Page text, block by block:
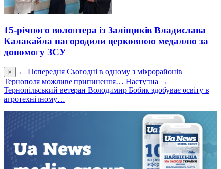
15-річного волонтера із Заліщиків Владислава
Калакайла нагородили церковною медаллю за
допомогу ЗСУ
× ← Попередня Сьогодні в одному з мікрорайонів
Тернополя можливе припинення… Наступна →
Тернопільський ветеран Володимир Бобик здобуває освіту в
агротехнічному…